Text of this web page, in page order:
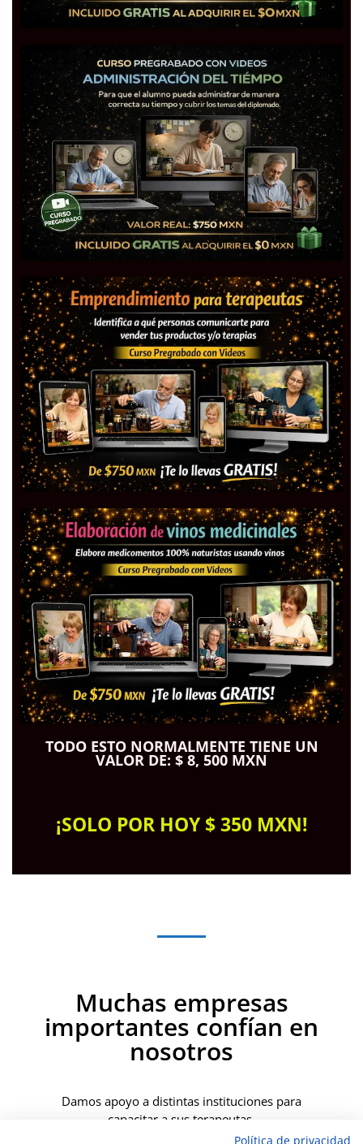
TODO ESTO NORMALMENTE TIENE UN
VALOR DE: $ 8, 500 MXN
¡SOLO POR HOY $ 350 MXN!
Muchas empresas
importantes confían en
nosotros
Damos apoyo a distintas instituciones para
capacitar a sus terapeutas.
Política de privacidad